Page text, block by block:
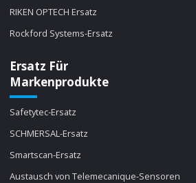
RIKEN OPTECH Ersatz
Rockford Systems-Ersatz
Ersatz Für
Markenprodukte
Safetytec-Ersatz
SCHMERSAL-Ersatz
Smartscan-Ersatz
Austausch von Telemecanique-Sensoren